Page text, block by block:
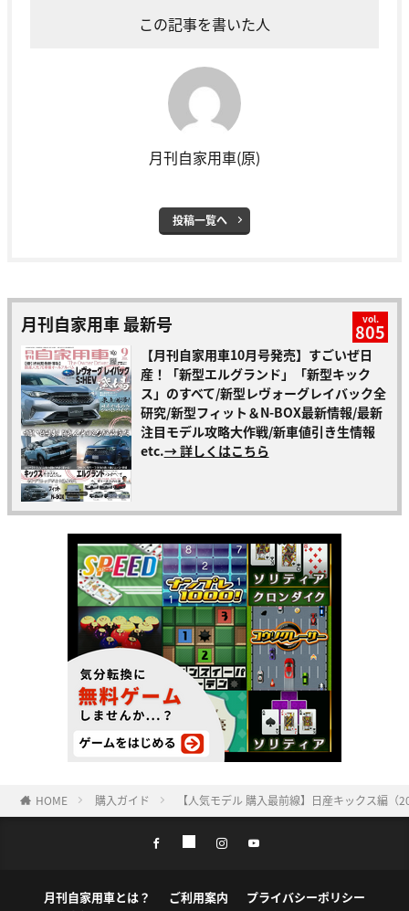
この記事を書いた人
月刊自家用車(原)
投稿一覧へ
月刊自家用車 最新号 vol.
805
【月刊自家用車10月号発売】すごいぜ日
産！「新型エルグランド」「新型キック
ス」のすべて/新型レヴォーグレイバック全
研究/新型フィット＆N-BOX最新情報/最新
注目モデル攻略大作戦/新車値引き生情報
etc.→ 詳しくはこちら
HOME 購入ガイド 【人気モデル 購入最前線】日産キックス編（
月刊自家用車とは？ ご利用案内
プライバシーポリシー